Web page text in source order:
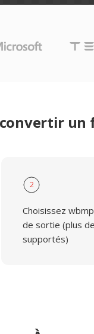
un
2
Choisissez
de sortie (plus
supportés)